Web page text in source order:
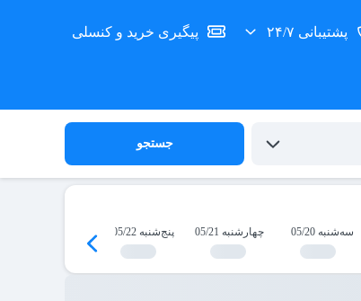
پشتیبانی ۲۴/۷ پیگیری خرید و کنسلی
جستجو
سه‌شنبه 05/20 چهارشنبه 05/21 پنج‌شنبه 05/22